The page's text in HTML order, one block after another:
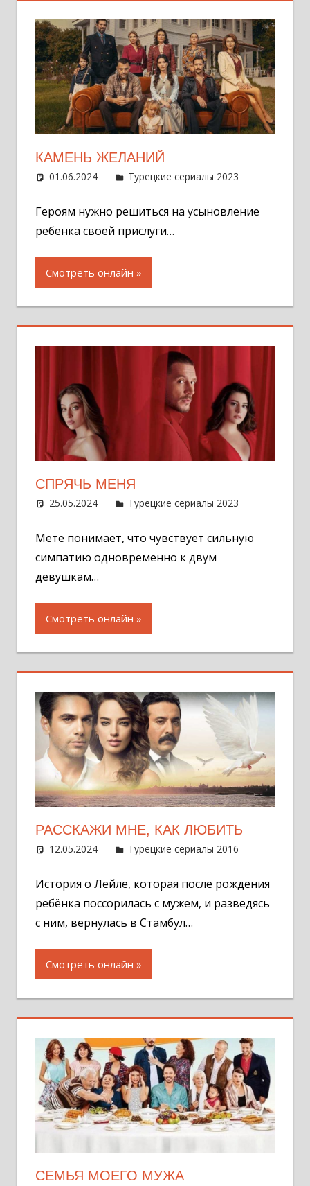
КАМЕНЬ ЖЕЛАНИЙ
01.06.2024 Администратор
Турецкие сериалы 2023
Героям нужно решиться на усыновление
ребенка своей прислуги…
Смотреть онлайн
СПРЯЧЬ МЕНЯ
25.05.2024 Администратор
Турецкие сериалы 2023
Мете понимает, что чувствует сильную
симпатию одновременно к двум
девушкам…
Смотреть онлайн
РАССКАЖИ МНЕ, КАК ЛЮБИТЬ
12.05.2024 Администратор
Турецкие сериалы 2016
История о Лейле, которая после рождения
ребёнка поссорилась с мужем, и разведясь
с ним, вернулась в Стамбул…
Смотреть онлайн
СЕМЬЯ МОЕГО МУЖА